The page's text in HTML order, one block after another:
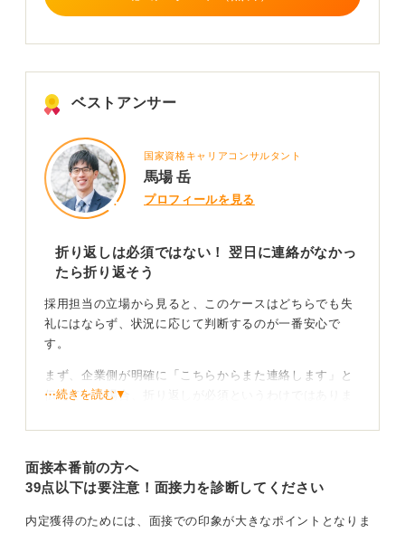
なってもさらに重視されます。丁寧な折り返しは、あな
ベストアンサー
国家資格キャリアコンサルタント
馬場 岳
プロフィールを見る
折り返しは必須ではない！ 翌日に連絡がなかっ
たら折り返そう
採用担当の立場から見ると、このケースはどちらでも失
礼にはならず、状況に応じて判断するのが一番安心で
す。
まず、企業側が明確に「こちらからまた連絡します」と
伝えている場合、折り返しが必須というわけではありま
がってしまうと、企業側が慌ただしく対応しなければな
らないこともあります。だからこそ、担当者が再連絡す
⋯続きを読む▼
面接本番前の方へ
39点以下は要注意！面接力を診断してください
内定獲得のためには、面接での印象が大きなポイントとなりま